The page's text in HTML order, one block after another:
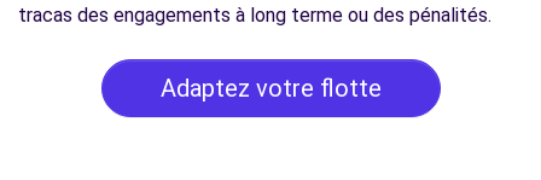
tracas des engagements à long terme ou des pénalités.
Adaptez votre flotte